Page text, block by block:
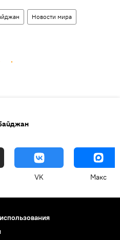
Новости мира
VK Макс